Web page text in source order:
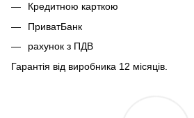
Кредитною карткою
ПриватБанк
рахунок з ПДВ
Гарантія від виробника 12 місяців.